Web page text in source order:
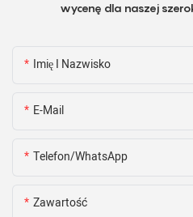
wycenę dla naszej
Imię I Nazwisko
E-Mail
Telefon/WhatsApp
Zawartość